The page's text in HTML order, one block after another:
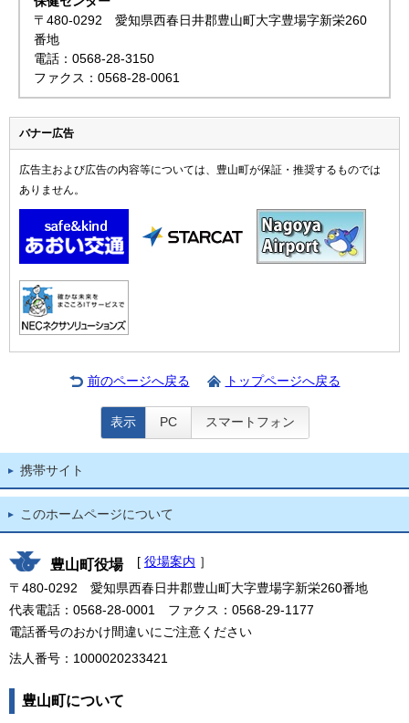
〒480-0292 愛知県西春日井郡豊山町大字豊場字新栄260
番地
電話：0568-28-3150
ファクス：0568-28-0061
バナー広告
広告主および広告の内容等については、豊山町が保証・推奨するものでは
ありません。
前のページへ戻る トップページへ戻る
表示 PC スマートフォン
携帯サイト
このホームページについて
豊山町役場 [ 役場案内 ］
〒480-0292 愛知県西春日井郡豊山町大字豊場字新栄260番地
代表電話：0568-28-0001 ファクス：0568-29-1177
電話番号のおかけ間違いにご注意ください
法人番号：1000020233421
豊山町について